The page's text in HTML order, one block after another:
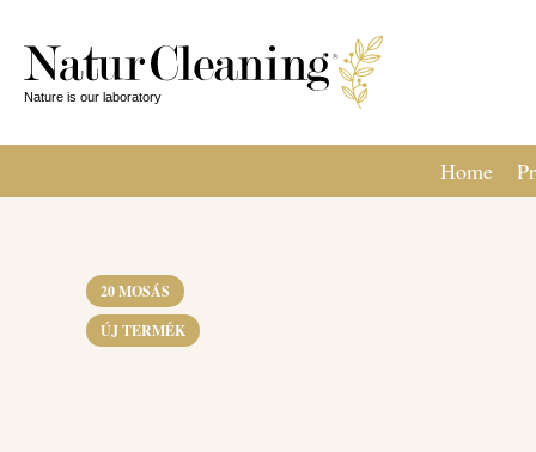
Home
20 MOSÁS
ÚJ TERMÉK